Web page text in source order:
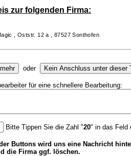
zur folgenden Firma:
,Oststr. 12 a ,87527 Sonthofen
oder
für eine schnellere Bearbeitung:
Bitte Tippen Sie die Zahl "20" in das Feld
Buttons wird uns eine Nachricht
die Firma ggf. löschen.